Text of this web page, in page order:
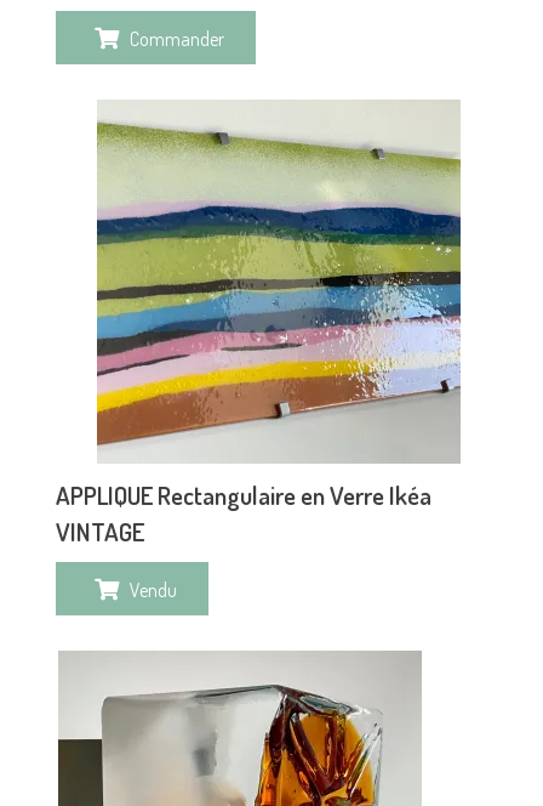
Commander
APPLIQUE Rectangulaire en Verre Ikéa
VINTAGE
Vendu